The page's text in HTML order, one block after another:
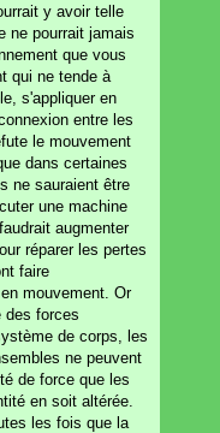
y avoir telle
ne pourrait jamais
que vous
qui ne tende à
s'appliquer en
entre les
le mouvement
dans certaines
ne sauraient être
une machine
augmenter
réparer les pertes
faire
mouvement. Or
des forces
de corps, les
ne peuvent
de force que les
en soit altérée.
les fois que la